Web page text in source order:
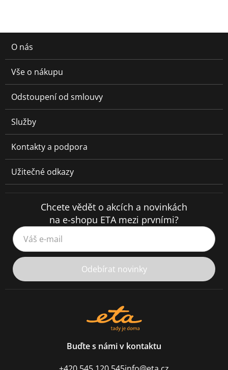
O nás
Vše o nákupu
Odstoupení od smlouvy
Služby
Kontakty a podpora
Užitečné odkazy
Chcete vědět o akcích a novinkách
na e-shopu ETA mezi prvními?
Váš e-mail
Odebírat novinky
Buďte s námi v kontaktu